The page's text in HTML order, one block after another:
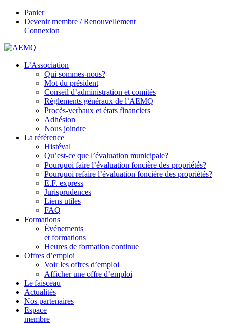
Panier
Devenir membre / Renouvellement
Connexion
L’Association
Qui sommes-nous?
Mot du président
Conseil d’administration et comités
Règlements généraux de l’AEMQ
Procès-verbaux et états financiers
Adhésion
Nous joindre
La référence
Histéval
Qu’est-ce que l’évaluation municipale?
Pourquoi faire l’évaluation foncière des propriétés?
Pourquoi refaire l’évaluation foncière des propriétés?
E.F. express
Jurisprudences
Liens utiles
FAQ
Formations
Événements
et formations
Heures de formation continue
Offres d’emploi
Voir les offres d’emploi
Afficher une offre d’emploi
Le faisceau
Actualités
Nos partenaires
Espace
membre